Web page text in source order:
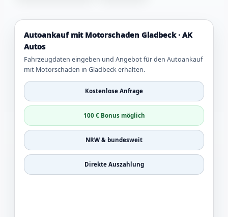
Autoankauf mit Motorschaden Gladbeck · AK
Autos
Fahrzeugdaten eingeben und Angebot für den Autoankauf
mit Motorschaden in Gladbeck erhalten.
Kostenlose Anfrage
100 € Bonus möglich
NRW & bundesweit
Direkte Auszahlung